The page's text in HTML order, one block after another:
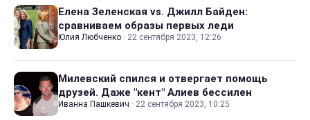
Елена Зеленская vs. Джилл Байден:
сравниваем образы первых леди
Юлия Любченко · 22 сентября 2023, 12:26
Милевский спился и отвергает помощь
друзей. Даже "кент" Алиев бессилен
Иванна Пашкевич · 22 сентября 2023, 10:25